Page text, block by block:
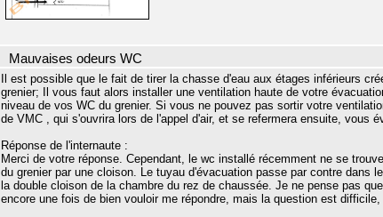
Mauvaises odeurs WC
Il est possible que le fait de tirer la chasse d'eau aux étages inférieurs
grenier; Il vous faut alors installer une ventilation haute de votre
niveau de vos WC du grenier. Si vous ne pouvez pas sortir votre
de VMC , qui s'ouvrira lors de l'appel d'air, et se refermera ensuite, vous
Réponse de l'internaute :
Merci de votre réponse. Cependant, le wc installé récemment ne se
du grenier par une cloison. Le tuyau d'évacuation passe par contre dans
la double cloison de la chambre du rez de chaussée. Je ne pense pas
encore une fois de bien vouloir me répondre, mais la question est difficile,